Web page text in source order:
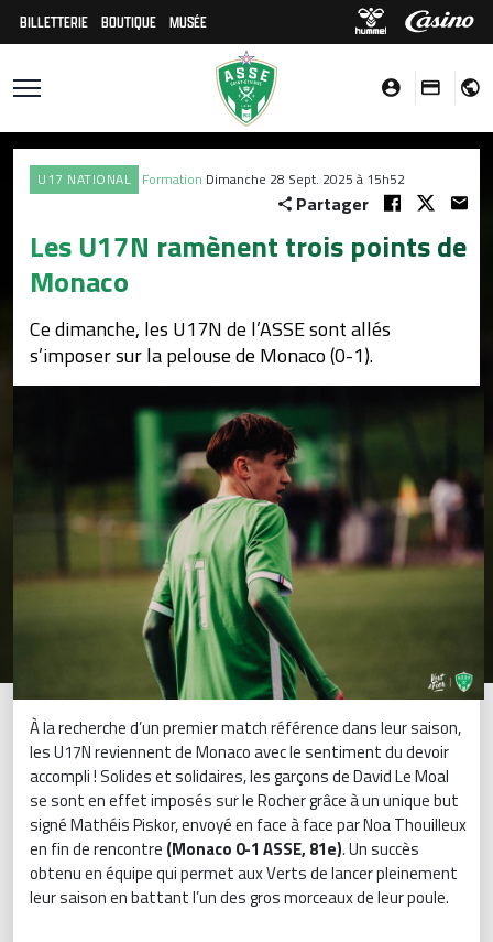
BILLETTERIE BOUTIQUE MUSÉE
U17 NATIONAL Formation Dimanche 28 Sept. 2025 à 15h52
Partager
Les U17N ramènent trois points de
Monaco
Ce dimanche, les U17N de l’ASSE sont allés
s’imposer sur la pelouse de Monaco (0-1).
À la recherche d’un premier match référence dans leur saison,
les U17N reviennent de Monaco avec le sentiment du devoir
accompli ! Solides et solidaires, les garçons de David Le Moal
se sont en effet imposés sur le Rocher grâce à un unique but
signé Mathéis Piskor, envoyé en face à face par Noa Thouilleux
en fin de rencontre (Monaco 0-1 ASSE, 81e). Un succès
obtenu en équipe qui permet aux Verts de lancer pleinement
leur saison en battant l’un des gros morceaux de leur poule.